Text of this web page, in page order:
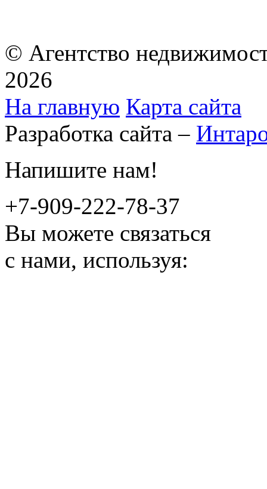
© Агентство
2026
На главную Карта сайта
Разработка сайта –
Напишите нам!
+7-909-222-78-37
Вы можете связаться
с нами, используя: